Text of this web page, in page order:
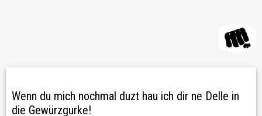
Wenn du mich nochmal duzt hau ich dir ne Delle in
die Gewürzgurke!